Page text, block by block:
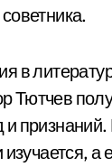
в
Тютчев
признаний.
а